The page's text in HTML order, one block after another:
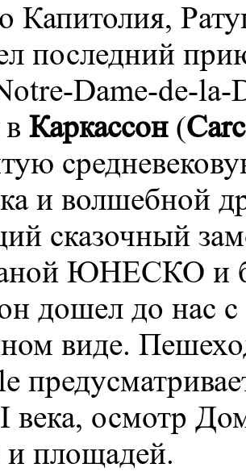
Капитолия,
последний
Dame-de-la-
Каркассон(
и волшебной
сказочный
ЮНЕСКО и
дошел до нас
виде.
осмотр
и площадей.